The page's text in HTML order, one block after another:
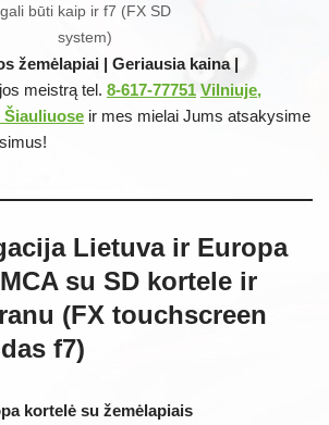
gali būti kaip ir f7 (FX SD
system)
žemėlapiai | Geriausia kaina |
meistrą tel. 8-617-77751 Vilniuje,
Šiauliuose ir mes mielai Jums atsakysime
Lietuva ir Europa
su SD kortele ir
(FX touchscreen
f7)
kortelė su žemėlapiais